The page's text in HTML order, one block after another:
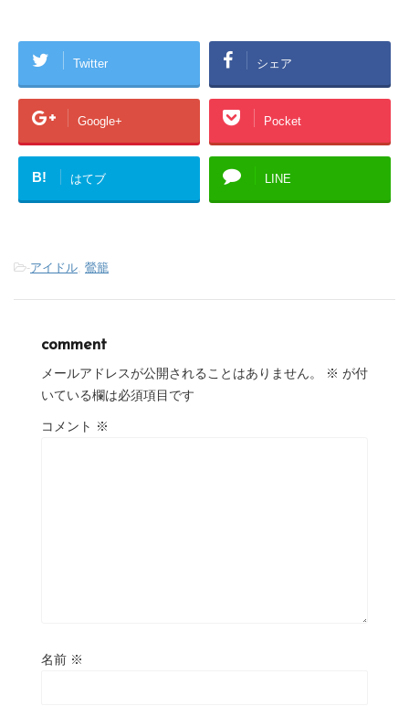
Twitter シェア
Google+ Pocket
B! はてブ LINE
-アイドル, 鶯籠
comment
メールアドレスが公開されることはありません。 ※ が付
いている欄は必須項目です
コメント ※
名前 ※